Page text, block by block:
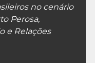
no cenário
Perosa,
e Relações